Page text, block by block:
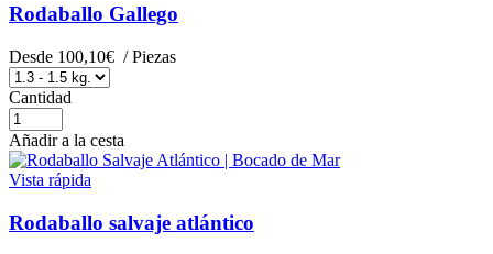
Rodaballo Gallego
Desde 100,10€ / Piezas
Cantidad
Añadir a la cesta
Vista rápida
Rodaballo salvaje atlántico